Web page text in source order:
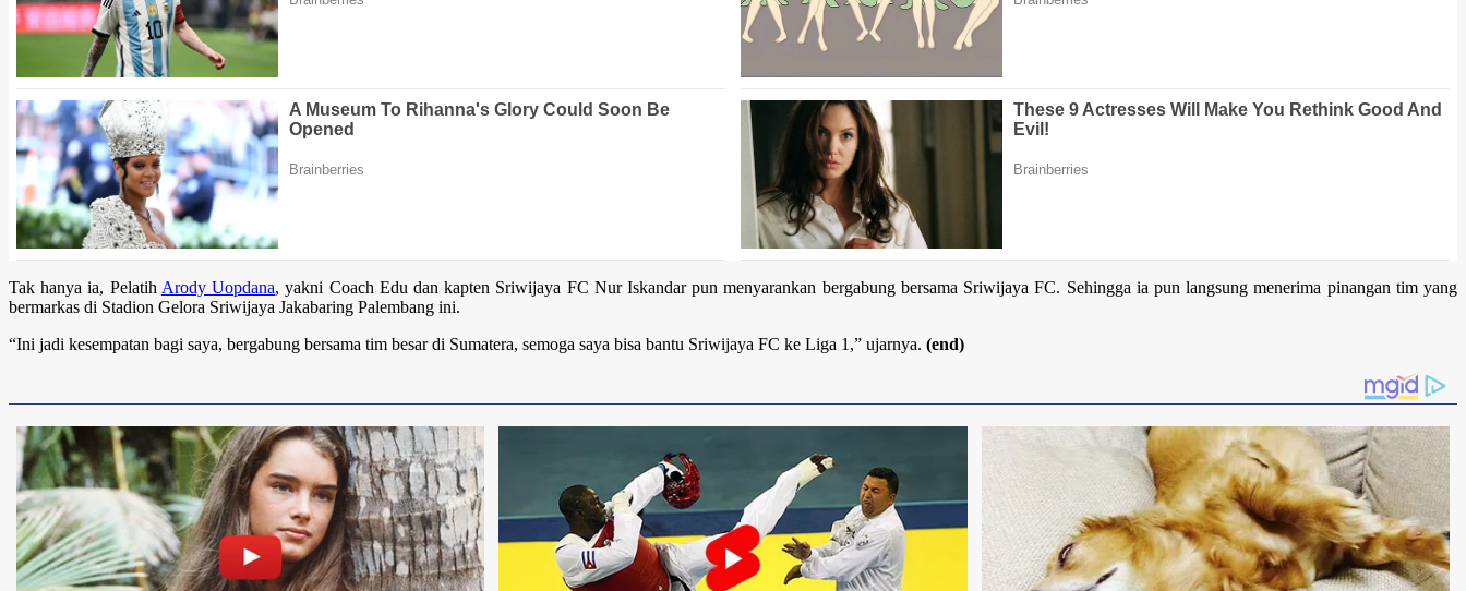
Tak hanya ia, Pelatih Arody Uopdana, yakni Coach Edu dan kapten Sriwijaya FC Nur Iskandar pun menyarankan bergabung bersama Sriwijaya FC. Sehingga ia pun langsung menerima pinangan tim yang
bermarkas di Stadion Gelora Sriwijaya Jakabaring Palembang ini.
“Ini jadi kesempatan bagi saya, bergabung bersama tim besar di Sumatera, semoga saya bisa bantu Sriwijaya FC ke Liga 1,” ujarnya. (end)